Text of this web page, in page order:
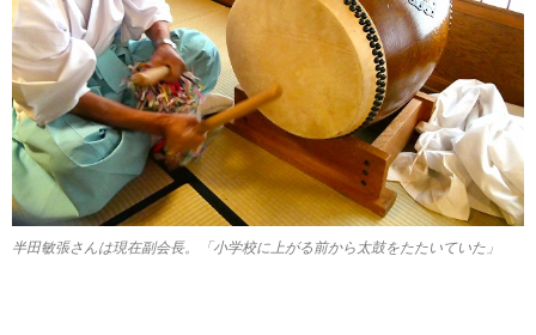
半田敏張さんは現在副会長。「小学校に上がる前から太鼓をたたいていた」